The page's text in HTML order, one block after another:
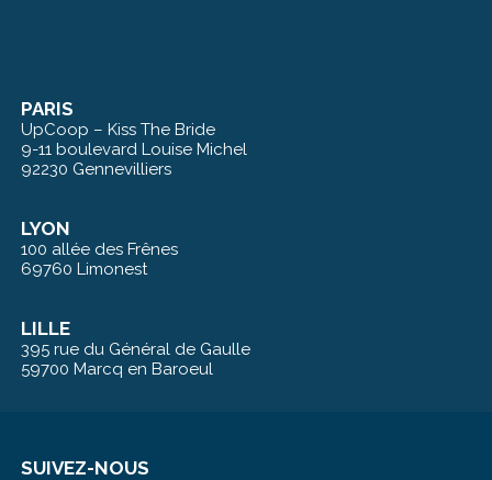
PARIS
UpCoop – Kiss The Bride
9-11 boulevard Louise Michel
92230 Gennevilliers
LYON
100 allée des Frênes
69760 Limonest
LILLE
395 rue du Général de Gaulle
59700 Marcq en Baroeul
SUIVEZ-NOUS